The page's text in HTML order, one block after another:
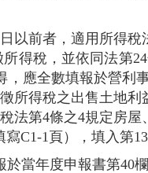
以前者，適用所得
得稅，並依同法第
應全數填報於營利
所得稅之出售土地
法第4條之4規定房
C1-1頁），填入第
當年度申報書第40